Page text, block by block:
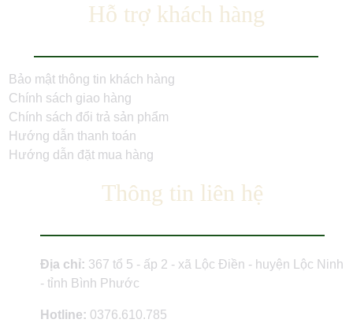
Hỗ trợ khách hàng
Bảo mật thông tin khách hàng
Chính sách giao hàng
Chính sách đổi trả sản phẩm
Hướng dẫn thanh toán
Hướng dẫn đặt mua hàng
Thông tin liên hệ
Địa chỉ: 367 tổ 5 - ấp 2 - xã Lộc Điền - huyện Lộc Ninh
- tỉnh Bình Phước
Hotline: 0376.610.785